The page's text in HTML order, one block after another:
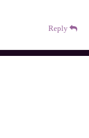
Reply